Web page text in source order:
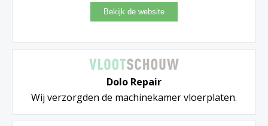
Dolo Repair
Wij verzorgden de machinekamer vloerplaten.